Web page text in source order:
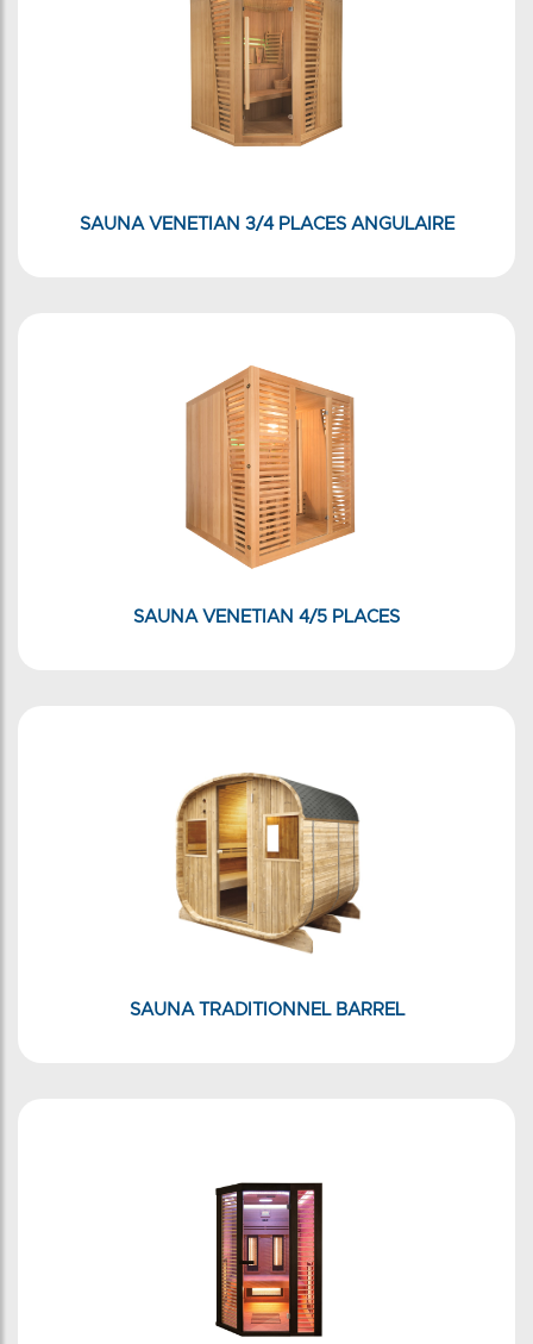
SAUNA VENETIAN 3/4 PLACES ANGULAIRE
SAUNA VENETIAN 4/5 PLACES
SAUNA TRADITIONNEL BARREL